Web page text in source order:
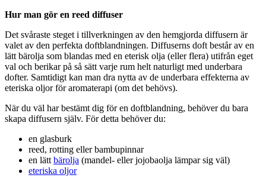
Hur man gör en reed diffuser
Det svåraste steget i tillverkningen av den hemgjorda diffusern är
valet av den perfekta doftblandningen. Diffuserns doft består av en
lätt bärolja som blandas med en eterisk olja (eller flera) utifrån eget
val och berikar på så sätt varje rum helt naturligt med underbara
dofter. Samtidigt kan man dra nytta av de underbara effekterna av
eteriska oljor för aromaterapi (om det behövs).
När du väl har bestämt dig för en doftblandning, behöver du bara
skapa diffusern själv. För detta behöver du:
en glasburk
reed, rotting eller bambupinnar
en lätt bärolja (mandel- eller jojobaolja lämpar sig väl)
eteriska oljor